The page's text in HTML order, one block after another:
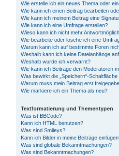
Wie erstelle ich ein neues Thema oder
Wie kann ich einen Beitrag bearbeiten
Wie kann ich meinem Beitrag eine
Wie kann ich eine Umfrage erstellen?
Wieso kann ich nicht mehr
Wie bearbeite oder lösche ich eine
Warum kann ich auf bestimmte Foren
Weshalb kann ich keine Dateianhänge
Weshalb wurde ich verwarnt?
Wie kann ich Beiträge den Moderatoren
Was bewirkt die „Speichern“-
Warum muss mein Beitrag erst
Wie markiere ich ein Thema als neu?
Textformatierung und Thementypen
Was ist BBCode?
Kann ich HTML benutzen?
Was sind Smileys?
Kann ich Bilder in meine Beiträge
Was sind globale Bekanntmachungen?
Was sind Bekanntmachungen?